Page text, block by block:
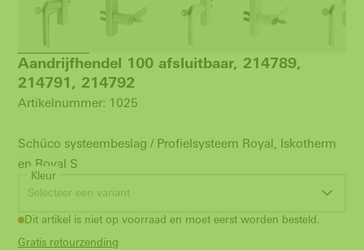
Aandrijfhendel 100 afsluitbaar, 214789,
214791, 214792
Artikelnummer: 1025
Schüco systeembeslag / Profielsysteem Royal, Iskotherm
en Royal S
Kleur
Selecteer een variant
Dit artikel is niet op voorraad en moet eerst worden besteld.
Gratis retourzending